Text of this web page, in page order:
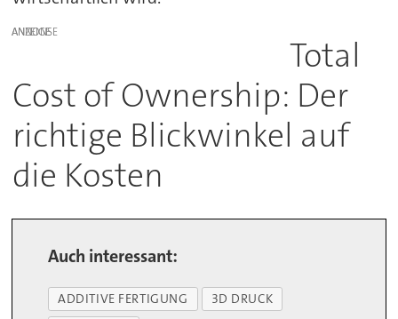
ANZEIGE
Total
Cost of Ownership: Der
richtige Blickwinkel auf
die Kosten
Auch interessant:
ADDITIVE FERTIGUNG
3D DRUCK